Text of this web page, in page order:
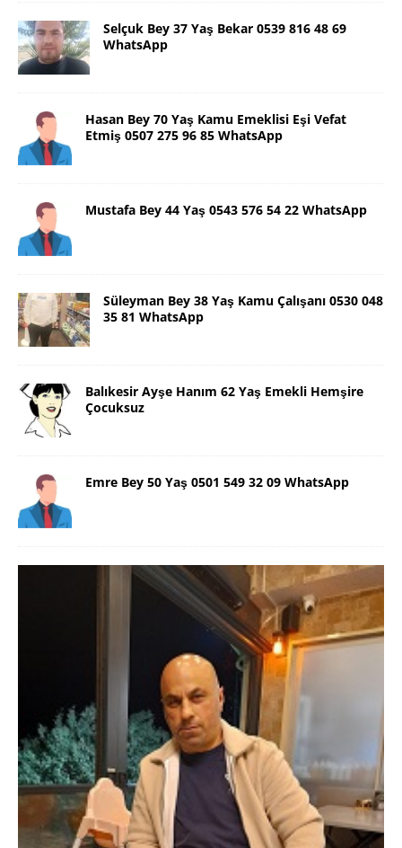
Selçuk Bey 37 Yaş Bekar 0539 816 48 69
WhatsApp
Hasan Bey 70 Yaş Kamu Emeklisi Eşi Vefat
Etmiş 0507 275 96 85 WhatsApp
Mustafa Bey 44 Yaş 0543 576 54 22 WhatsApp
Süleyman Bey 38 Yaş Kamu Çalışanı 0530 048
35 81 WhatsApp
Balıkesir Ayşe Hanım 62 Yaş Emekli Hemşire
Çocuksuz
Emre Bey 50 Yaş 0501 549 32 09 WhatsApp
Danimarka Mustafa Bey 45 Yaş +45
42 48 17 28 WhatsApp
Lütfen Danimarka dışı aramasın. Selam ben
Danimarka’dan Mustafa 45 yaşında, 1.88 boyunda,
98 kiloda, Kumral, ayrılmış bir beyim. Alkol yok.
Sigara var. Maddi sıkıntım yok. [İLAN DETAYLARI>]